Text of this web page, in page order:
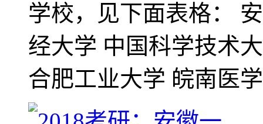
学校，见下面表格：
经大学 中国科学技术
合肥工业大学 皖南医